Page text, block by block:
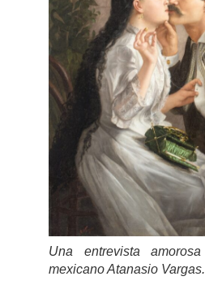
Una entrevista
mexicano Atanasio